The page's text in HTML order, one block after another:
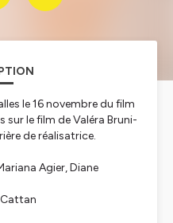
le 16 novembre du film
sur le film de Valéra Bruni-
de réalisatrice.
Agier, Diane